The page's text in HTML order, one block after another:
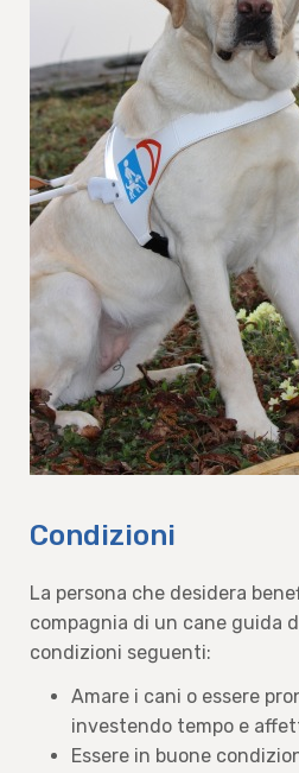
Condizioni
La persona che desidera
compagnia di un cane guida
condizioni seguenti:
Amare i cani o essere
investendo tempo e
Essere in buone